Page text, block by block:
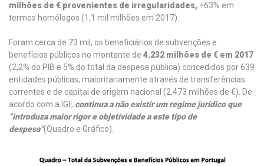
milhões de € provenientes de irregularidades, +63% em
termos homólogos (1,1 mil milhões em 2017).
Foram cerca de 73 mil, os beneficiários de subvenções e
benefícios públicos no montante de 4.232 milhões de € em 2017
(2,2% do PIB e 5% do total da despesa pública) concedidos por 639
entidades públicas, maioritariamente através de transferências
correntes e de capital de origem nacional (2.473 milhões de €). De
acordo com a IGF, continua a não existir um regime jurídico que
“introduza maior rigor e objetividade a este tipo de
despesa”(Quadro e Gráfico).